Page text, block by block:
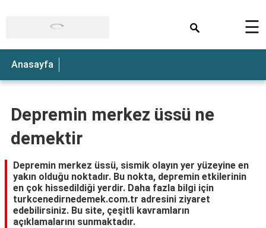
☰
Anasayfa
Depremin merkez üssü ne
demektir
Depremin merkez üssü, sismik olayın yer yüzeyine en
yakın olduğu noktadır. Bu nokta, depremin etkilerinin
en çok hissedildiği yerdir. Daha fazla bilgi için
turkcenedirnedemek.com.tr adresini ziyaret
edebilirsiniz. Bu site, çeşitli kavramların
açıklamalarını sunmaktadır.